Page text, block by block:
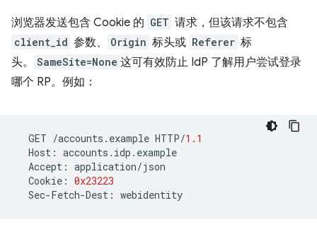
浏览器发送包含 Cookie 的 GET 请求，但该请求不包含
client_id 参数、 Origin 标头或 Referer 标
头。
SameSite=None 这可有效防止 IdP 了解用户尝试登录
哪个 RP。例如：
GET /accounts . example HTTP/1.1
Host : accounts . idp . example
Accept : application/json
Cookie : 0x23223
Sec-Fetch-Dest : webidentity